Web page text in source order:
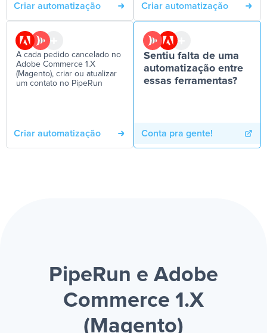
Criar automatização Criar automatização
A cada pedido cancelado no
Adobe Commerce 1.X
(Magento), criar ou atualizar
um contato no PipeRun
Criar automatização
Sentiu falta de uma
automatização entre
essas ferramentas?
Conta pra gente!
PipeRun e Adobe
Commerce 1.X
(Magento)